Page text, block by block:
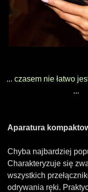
... czasem nie łatwo
...
Aparatura
Chyba najbardziej
Charakteryzuje się
wszystkich
odrywania ręki.